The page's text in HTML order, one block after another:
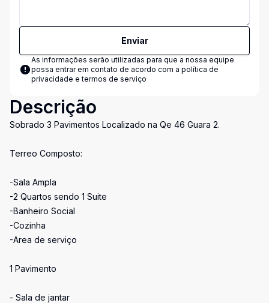
Enviar
As informações serão utilizadas para que a nossa equipe
possa entrar em contato de acordo com a política de
privacidade e termos de serviço
Descrição
Sobrado 3 Pavimentos Localizado na Qe 46 Guara 2.
Terreo Composto:
-Sala Ampla
-2 Quartos sendo 1 Suite
-Banheiro Social
-Cozinha
-Area de serviço
1 Pavimento
- Sala de jantar